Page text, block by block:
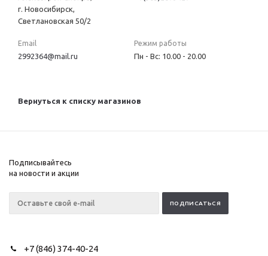
г. Новосибирск,
Светлановская 50/2
Email
2992364@mail.ru
Режим работы
Пн - Вс: 10.00 - 20.00
Вернуться к списку магазинов
Подписывайтесь
на новости и акции
+7 (846) 374-40-24